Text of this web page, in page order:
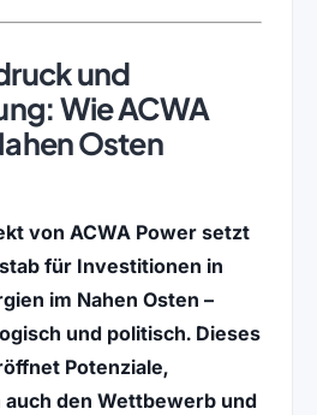
und
Wie ACWA
Osten
von ACWA Power setzt
für Investitionen in
im Nahen Osten –
und politisch. Dieses
Potenziale,
den Wettbewerb und